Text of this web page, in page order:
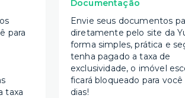
para
taxa
Documentação
Envie seus documentos
diretamente pelo site da
forma simples, prática e
tenha pagado a taxa de
exclusividade, o imóvel
ficará bloqueado para
dias!